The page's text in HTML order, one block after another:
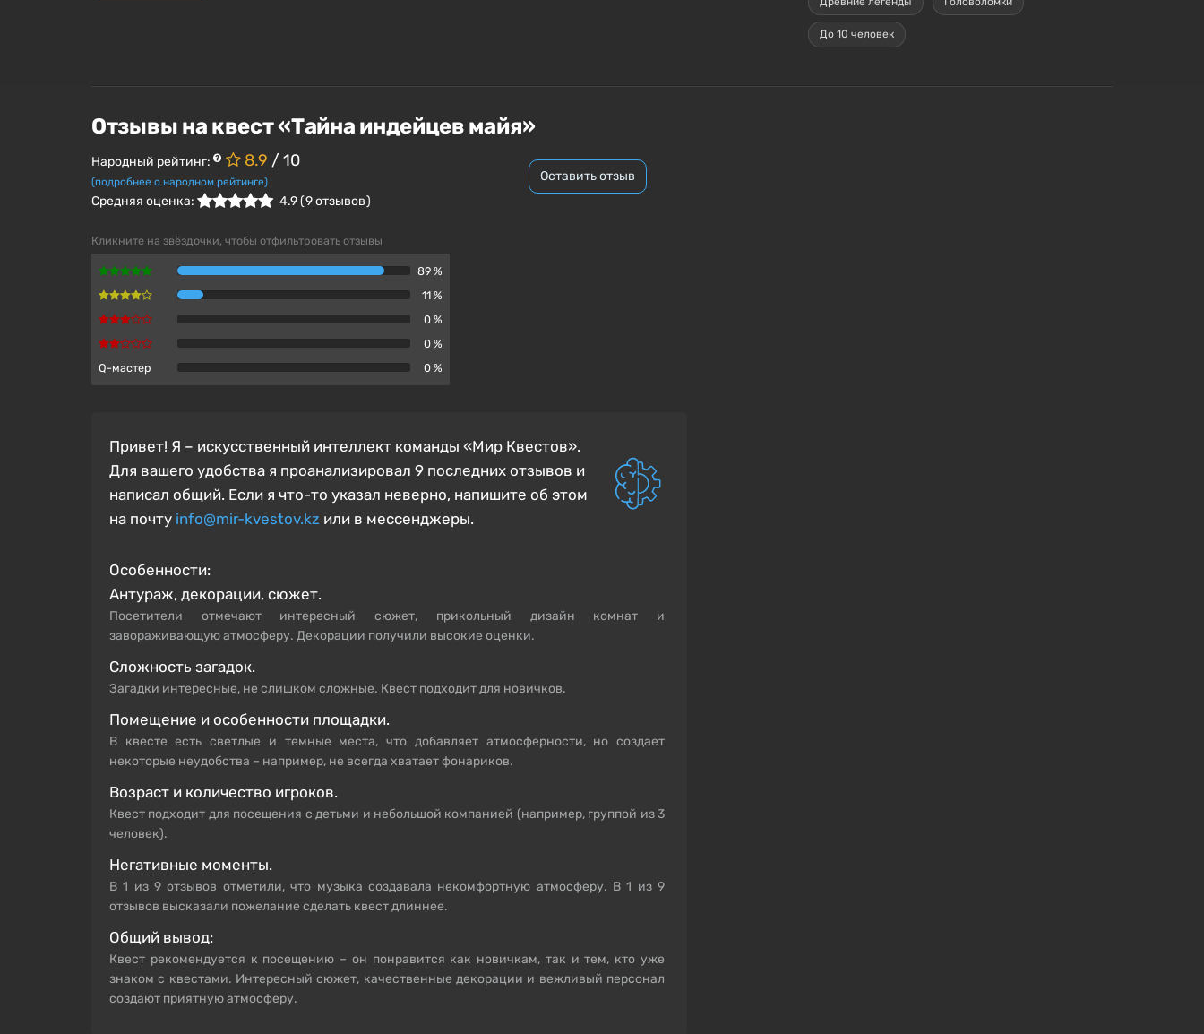
До 10 человек
Отзывы на квест «Тайна индейцев майя»
Народный рейтинг: 8.9 / 10
(подробнее о народном рейтинге)
Средняя оценка: 4.9(9отзывов )
Кликните на звёздочки, чтобы отфильтровать отзывы
89 %
11 %
0 %
0 %
Q-мастер
0 %
Оставить отзыв
Привет! Я – искусственный интеллект команды «Мир Квестов».
Для вашего удобства я проанализировал 9 последних отзывов и
написал общий. Если я что-то указал неверно, напишите об этом
на почту info@mir-kvestov.kz или в мессенджеры.
Особенности:
Антураж, декорации, сюжет.
Посетители отмечают интересный сюжет, прикольный дизайн комнат и
завораживающую атмосферу. Декорации получили высокие оценки.
Сложность загадок.
Загадки интересные, не слишком сложные. Квест подходит для новичков.
Помещение и особенности площадки.
В квесте есть светлые и темные места, что добавляет атмосферности, но создает
некоторые неудобства – например, не всегда хватает фонариков.
Возраст и количество игроков.
Квест подходит для посещения с детьми и небольшой компанией (например, группой из 3
человек).
Негативные моменты.
В 1 из 9 отзывов отметили, что музыка создавала некомфортную атмосферу. В 1 из 9
отзывов высказали пожелание сделать квест длиннее.
Общий вывод:
Квест рекомендуется к посещению – он понравится как новичкам, так и тем, кто уже
знаком с квестами. Интересный сюжет, качественные декорации и вежливый персонал
создают приятную атмосферу.